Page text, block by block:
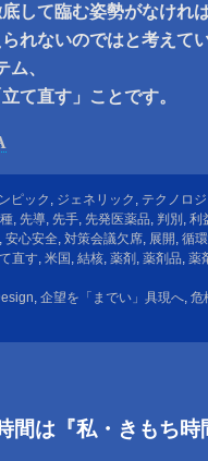
して臨む姿勢がなけれ
れないのではと考えて
、
て直す」ことです。
ピック , ジェネリック , テクノロ
, 先導, 先手, 先発医薬品, 判別 , 利
, 安心安全, 対策会議欠席, 展開 , 循
直す, 米国 , 結核, 薬剤 , 薬剤品, 薬
, 企望を「までい」具現へ, 危
間は『私・きもち